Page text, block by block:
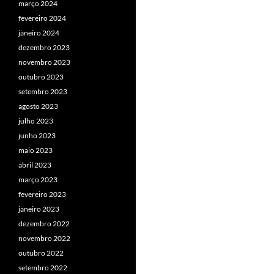
março 2024
fevereiro 2024
janeiro 2024
dezembro 2023
novembro 2023
outubro 2023
setembro 2023
agosto 2023
julho 2023
junho 2023
maio 2023
abril 2023
março 2023
fevereiro 2023
janeiro 2023
dezembro 2022
novembro 2022
outubro 2022
setembro 2022